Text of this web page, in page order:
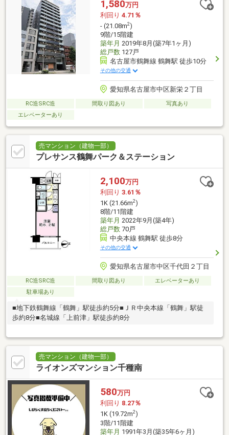
1,580万円
利回り 4.71％
- (21.08m2)
9階/15階建
築年月 2019年8月(築7年1ヶ月)
総戸数127戸
名古屋市鶴舞線 鶴舞駅 徒歩10分
その他の交通
愛知県名古屋市中区新栄２丁目
RC造SRC造 間取り図あり
写真あり
エレベーターあり
売マンション（建物一部）
プレサンス鶴舞パーク＆ステーション
2,100万円
利回り 3.61％
1K (21.66m2)
8階/11階建
築年月 2022年9月(築4年)
総戸数70戸
中央本線 鶴舞駅 徒歩8分
その他の交通
愛知県名古屋市中区千代田２丁目
RC造SRC造 間取り図あり
エレベーターあり
駐車場あり
■地下鉄鶴舞線「鶴舞」駅徒歩約5分■ＪＲ中央本線「鶴舞」駅徒
歩約8分■名城線「上前津」駅徒歩約8分
売マンション（建物一部）
ライオンズマンション千種南
580万円
利回り 8.27％
1K (19.72m2)
3階/11階建
築年月 1991年3月(築35年6ヶ月)